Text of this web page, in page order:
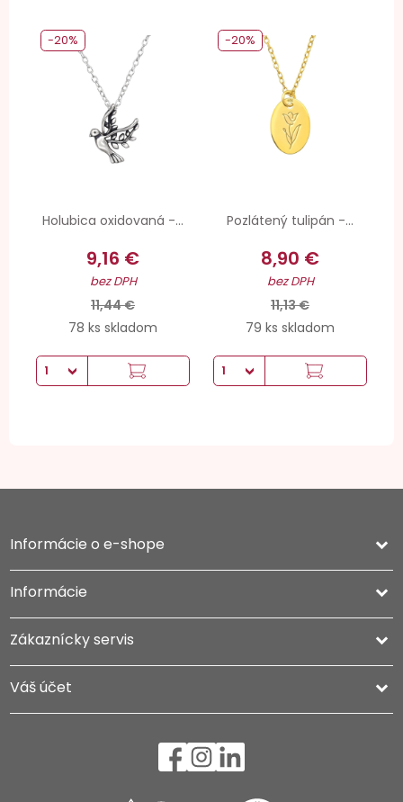
Holubica oxidovaná -...
9,16 €
bez DPH
11,44 €
78 ks skladom
-20%
Pozlátený tulipán -...
8,90 €
bez DPH
11,13 €
79 ks skladom
-20%
Informácie o e-shope keyboard_arrow_down
Informácie 
Zákaznícky servis 
Váš účet 